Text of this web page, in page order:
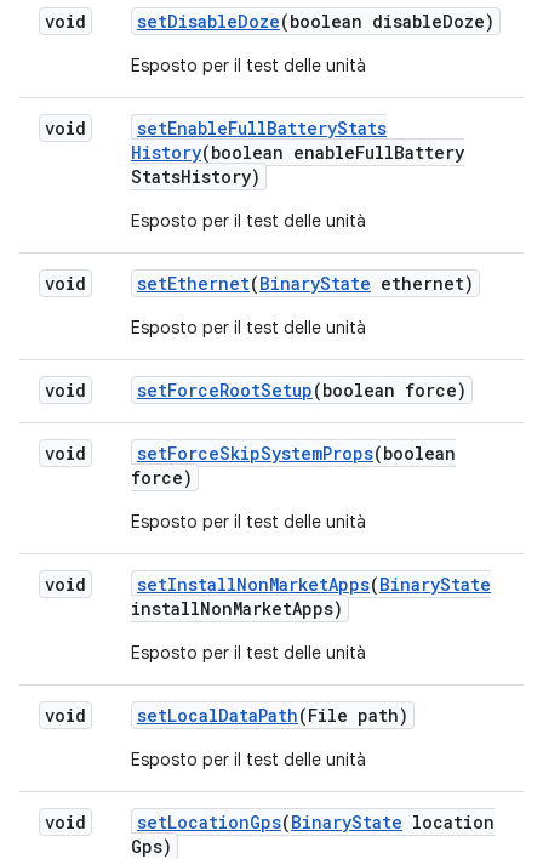
void setDisableDoze(boolean disableDoze)
Esposto per il test delle unità
void setEnableFullBatteryStats
History(boolean enableFullBattery
StatsHistory)
Esposto per il test delle unità
void setEthernet(BinaryState ethernet)
Esposto per il test delle unità
void setForceRootSetup(boolean force)
void setForceSkipSystemProps(boolean
force)
Esposto per il test delle unità
void setInstallNonMarketApps(BinaryState
installNonMarketApps)
Esposto per il test delle unità
void setLocalDataPath(File path)
Esposto per il test delle unità
void setLocationGps(BinaryState location
Gps)